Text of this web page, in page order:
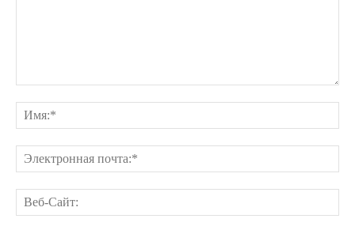
Политика конфиденциальности
Отказ от ответственности
Мой аккаунт
Контакты